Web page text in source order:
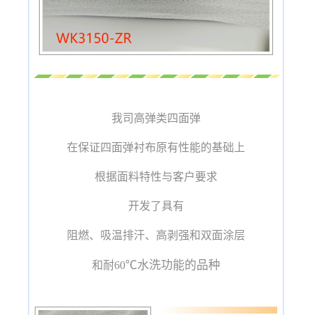
我司高弹类四面弹
在保证四面弹衬布原有性能的基础上
根据面料特性与客户要求
开发了具有
阻燃、吸温排汗、高剥强和双面涂层
和耐60℃水洗功能的品种